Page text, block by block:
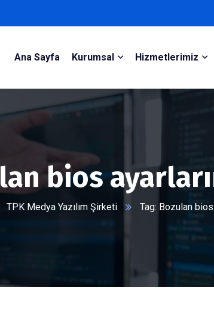
Ana Sayfa Kurumsal Hizmetlerimiz
bios
TPK Medya Yazılım Şirketi Tag: Bozulan